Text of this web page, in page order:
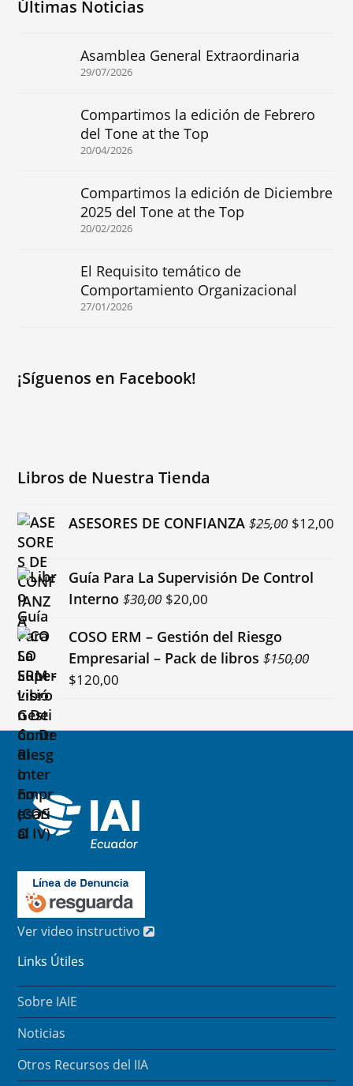
Últimas Noticias
Asamblea General Extraordinaria
29/07/2026
Compartimos la edición de Febrero
del Tone at the Top
20/04/2026
Compartimos la edición de Diciembre
2025 del Tone at the Top
20/02/2026
El Requisito temático de
Comportamiento Organizacional
27/01/2026
¡Síguenos en Facebook!
Libros de Nuestra Tienda
ASESORES DE CONFIANZA $25,00 El
era:
$12,00
Guía Para La Supervisión De Control
Interno $30,00 El
original
era:
$20,00
actual
es:
COSO ERM – Gestión del Riesgo
Empresarial – Pack de libros $150,00
El
$120,00
Ver video instructivo
Links Útiles
Sobre IAIE
Noticias
Otros Recursos del IIA